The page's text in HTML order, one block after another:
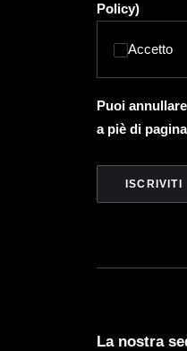
Policy)
Accetto
Puoi
a piè di
La nostra